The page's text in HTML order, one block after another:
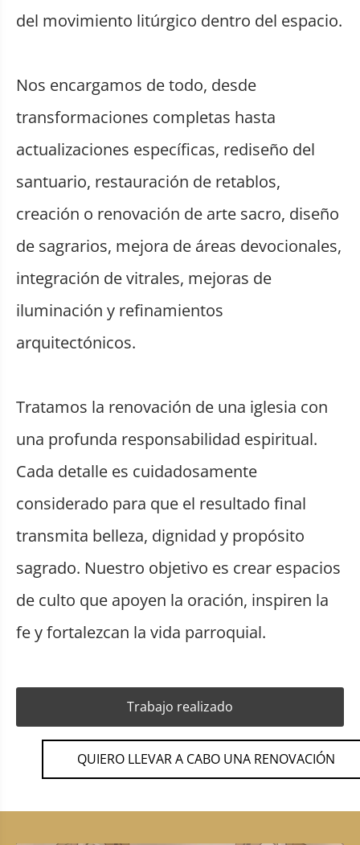
del movimiento litúrgico dentro del espacio.
Nos encargamos de todo, desde
transformaciones completas hasta
actualizaciones específicas, rediseño del
santuario, restauración de retablos,
creación o renovación de arte sacro, diseño
de sagrarios, mejora de áreas devocionales,
integración de vitrales, mejoras de
iluminación y refinamientos
arquitectónicos.
Tratamos la renovación de una iglesia con
una profunda responsabilidad espiritual.
Cada detalle es cuidadosamente
considerado para que el resultado final
transmita belleza, dignidad y propósito
sagrado. Nuestro objetivo es crear espacios
de culto que apoyen la oración, inspiren la
fe y fortalezcan la vida parroquial.
Trabajo realizado
QUIERO LLEVAR A CABO UNA RENOVACIÓN